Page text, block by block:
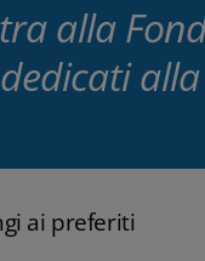
alla
ai preferiti